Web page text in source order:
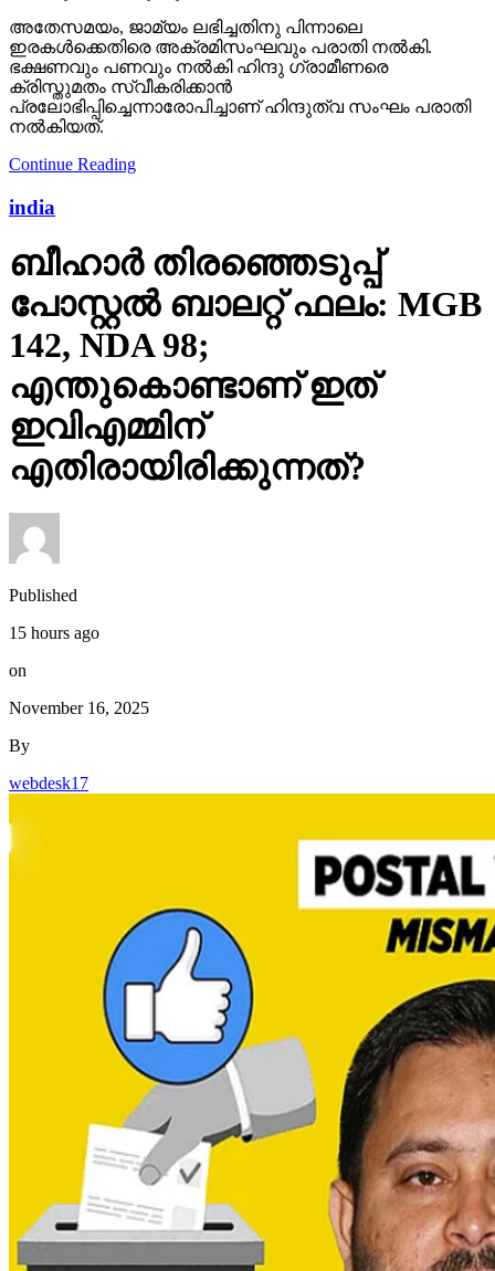
അതേസമയം, ജാമ്യം ലഭിച്ചതിനു പിന്നാലെ
ഇരകള്‍ക്കെതിരെ അക്രമിസംഘവും പരാതി നല്‍കി.
ഭക്ഷണവും പണവും നല്‍കി ഹിന്ദു ഗ്രാമീണരെ
ക്രിസ്തുമതം സ്വീകരിക്കാന്‍
പ്രലോഭിപ്പിച്ചെന്നാരോപിച്ചാണ് ഹിന്ദുത്വ സംഘം പരാതി
നല്‍കിയത്.
Continue Reading
india
ബീഹാർ തിരഞ്ഞെടുപ്പ്
പോസ്റ്റൽ ബാലറ്റ് ഫലം: MGB
142, NDA 98;
എന്തുകൊണ്ടാണ് ഇത്
ഇവിഎമ്മിന്
എതിരായിരിക്കുന്നത്?
Published
15 hours ago
on
November 16, 2025
By
webdesk17